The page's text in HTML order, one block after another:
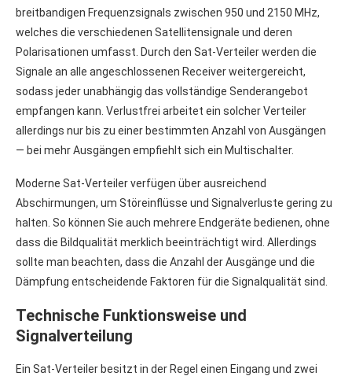
breitbandigen Frequenzsignals zwischen 950 und 2150 MHz,
welches die verschiedenen Satellitensignale und deren
Polarisationen umfasst. Durch den Sat-Verteiler werden die
Signale an alle angeschlossenen Receiver weitergereicht,
sodass jeder unabhängig das vollständige Senderangebot
empfangen kann. Verlustfrei arbeitet ein solcher Verteiler
allerdings nur bis zu einer bestimmten Anzahl von Ausgängen
— bei mehr Ausgängen empfiehlt sich ein Multischalter.
Moderne Sat-Verteiler verfügen über ausreichend
Abschirmungen, um Störeinflüsse und Signalverluste gering zu
halten. So können Sie auch mehrere Endgeräte bedienen, ohne
dass die Bildqualität merklich beeinträchtigt wird. Allerdings
sollte man beachten, dass die Anzahl der Ausgänge und die
Dämpfung entscheidende Faktoren für die Signalqualität sind.
Technische Funktionsweise und
Signalverteilung
Ein Sat-Verteiler besitzt in der Regel einen Eingang und zwei